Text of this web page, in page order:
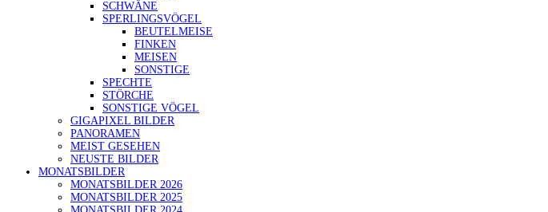
SCHWÄNE
SPERLINGSVÖGEL
BEUTELMEISE
FINKEN
MEISEN
SONSTIGE
SPECHTE
STÖRCHE
SONSTIGE VÖGEL
GIGAPIXEL BILDER
PANORAMEN
MEIST GESEHEN
NEUSTE BILDER
MONATSBILDER
MONATSBILDER 2026
MONATSBILDER 2025